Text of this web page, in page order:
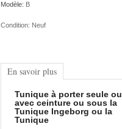
Modèle: B
Condition: Neuf
En savoir plus
Tunique à porter seule ou
avec ceinture ou sous la
Tunique Ingeborg ou la
Tunique